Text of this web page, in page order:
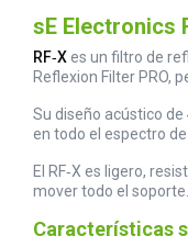
sE Electronics
RF‑Xes un filtro de
Reflexion Filter PRO,
Su diseño acústico de
en todo el espectro
El RF‑X es ligero,
mover todo el
Características